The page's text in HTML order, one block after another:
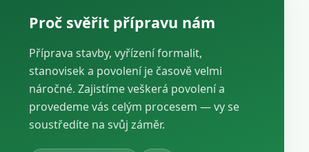
Proč svěřit přípravu nám
Příprava stavby, vyřízení formalit,
stanovisek a povolení je časově velmi
náročné. Zajistíme veškerá povolení a
provedeme vás celým procesem — vy se
soustředíte na svůj záměr.